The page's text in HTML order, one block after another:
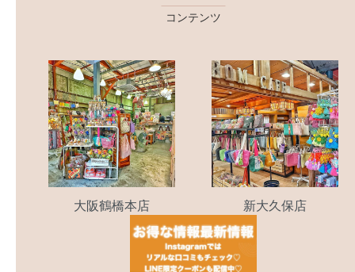
コンテンツ
大阪鶴橋本店 新大久保店